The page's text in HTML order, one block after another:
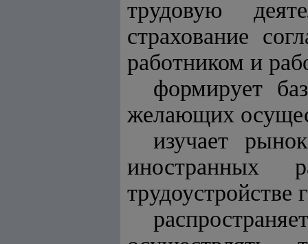
трудовую
страхование
работником и
формирует
желающих
изучает
иностранных